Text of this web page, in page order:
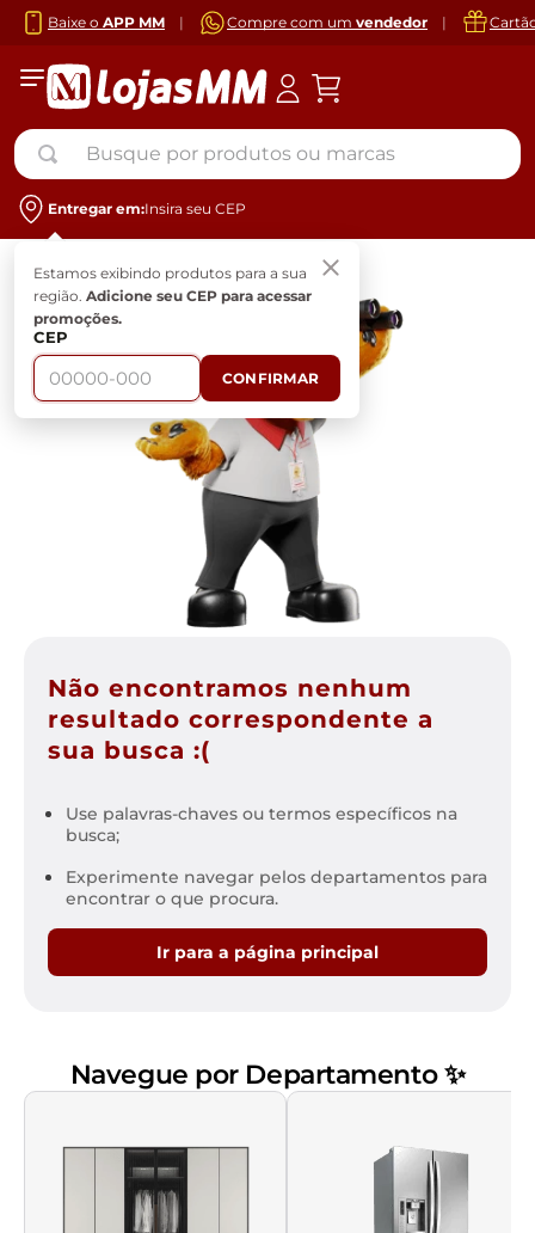
Baixe o APP MM | Compre com um vendedor |
Busque por produtos ou marcas
Entregar em:Insira seu CEP
Estamos exibindo produtos para a sua
região. Adicione seu CEP para acessar
promoções.
CEP
CONFIRMAR
Não encontramos nenhum
resultado correspondente a
sua busca :(
Use palavras-chaves ou termos específicos na
busca;
Experimente navegar pelos departamentos para
encontrar o que procura.
Ir para a página principal
Navegue por Departamento ✨